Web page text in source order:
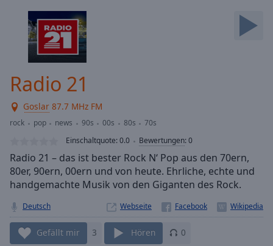
Forward
Loaded:
0.00%
Type LIVE
Seek to
live,
currently
live
LIVE
Remaining
Time-
Radio 21
Goslar 87.7 MHz FM
rock pop news 90s 00s 80s
70s
Einschaltquote:0.0 Bewertungen:0
Radio 21 – das ist bester Rock N‘ Pop aus den 70ern,
80er, 90ern, 00ern und von heute. Ehrliche, echte und
handgemachte Musik von den Giganten des Rock.
Deutsch Webseite
Gefällt mir 3 Hören 0